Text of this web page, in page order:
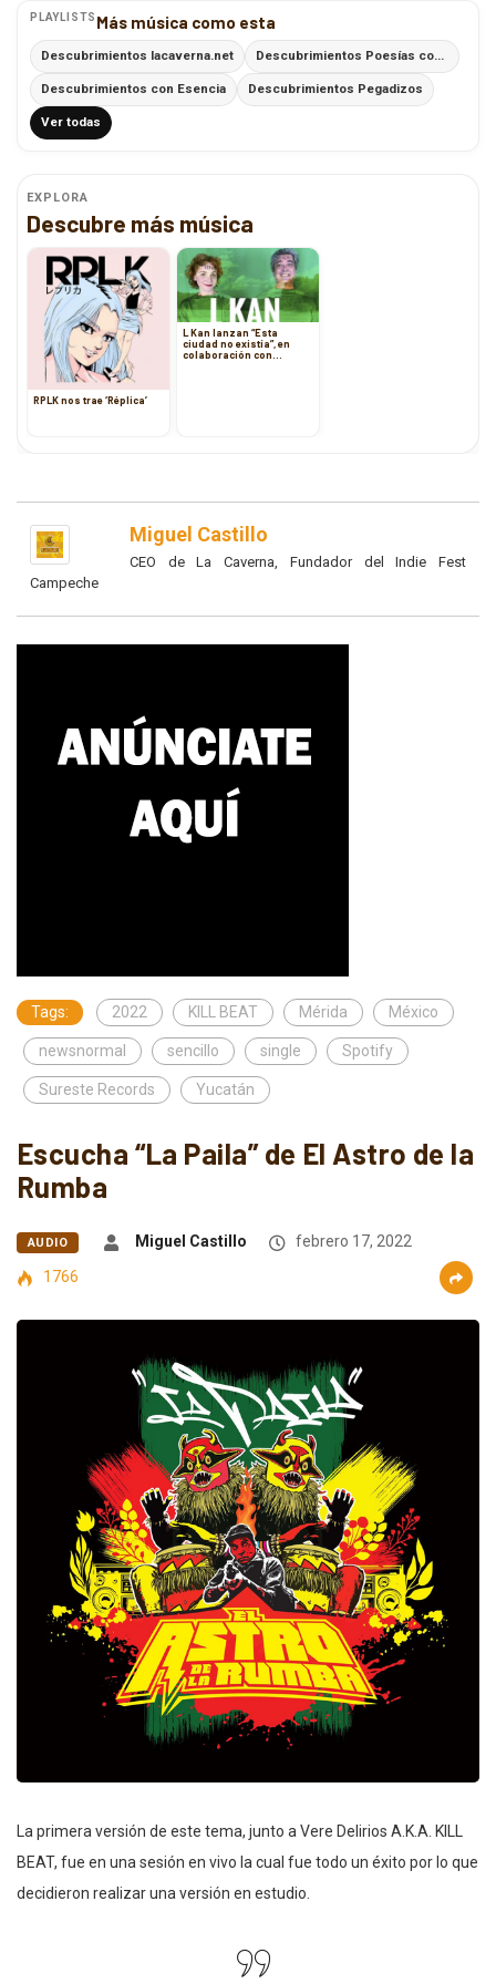
PLAYLISTS Más música como esta
Descubrimientos lacaverna.net Descubrimientos Poesías con Ritmo
Descubrimientos con Esencia Descubrimientos Pegadizos
Ver todas
EXPLORA
Descubre más música
RPLK nos trae ‘Réplica’
L Kan lanzan “Esta
ciudad no existía”, en
colaboración con
Miguel Castillo
CEO de La Caverna, Fundador del Indie Fest
Campeche
Tags: 2022 KILL BEAT Mérida México
newsnormal sencillo single Spotify
Sureste Records Yucatán
Escucha “La Paila” de El Astro de la
Rumba
AUDIO Miguel Castillo
febrero 17, 2022
1766
La primera versión de este tema, junto a Vere Delirios A.K.A. KILL
BEAT, fue en una sesión en vivo la cual fue todo un éxito por lo que
decidieron realizar una versión en estudio.